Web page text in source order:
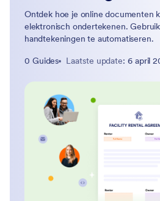
Ontdek hoe je online documenten
elektronisch ondertekenen.
handtekeningen te automatiseren.
0 Guides
Laatste update: 6 april